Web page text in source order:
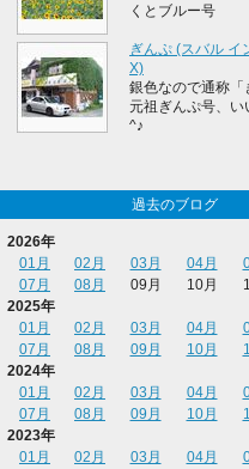
くとブルー号
ぎんぷ (スバル イ
X)
銀色なので通称「
元祖ぎんぷ号、
^♪
過去のブログ
2026年
01月
02月 03月 04月
07月
08月 09月 10月
2025年
01月
02月 03月 04月
07月
08月 09月 10月
2024年
01月
02月 03月 04月
07月
08月 09月 10月
2023年
01月
02月 03月 04月